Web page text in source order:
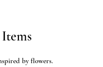
by flowers.